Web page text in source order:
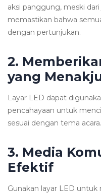
aksi panggung, meski dari
memastikan bahwa
dengan pertunjukan.
2.
yang
Layar LED dapat
pencahayaan untuk
sesuai dengan tema acara.
3. Media
Efektif
Gunakan layar LED